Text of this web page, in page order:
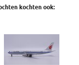
kochten ook: